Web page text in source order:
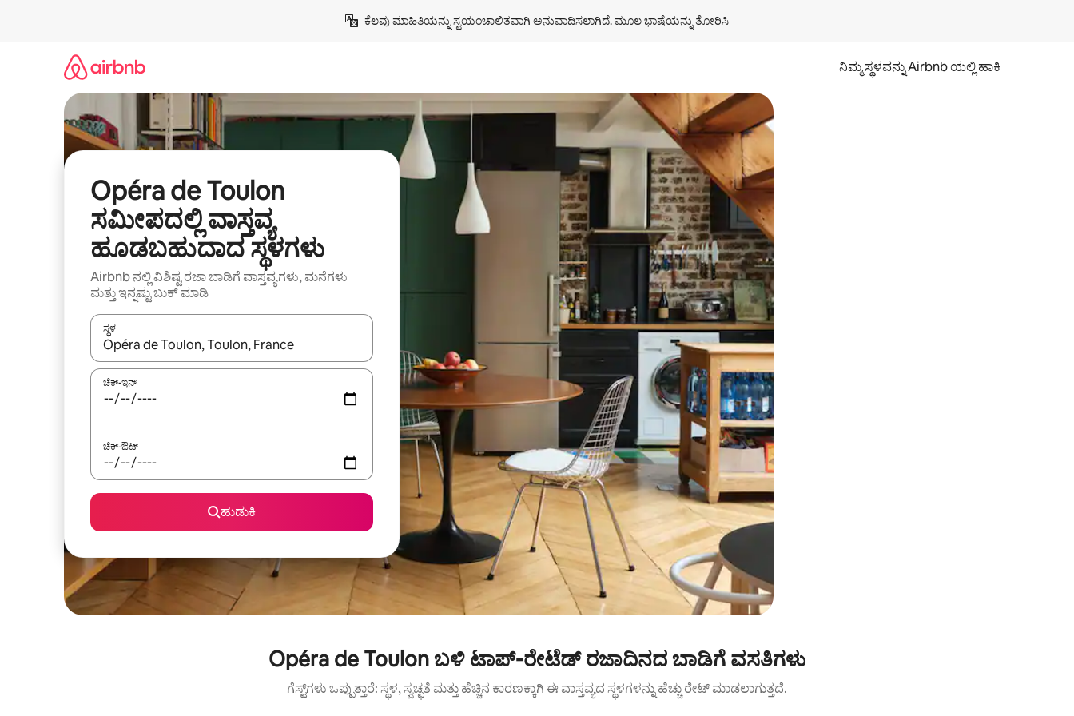
ಕೆಲವು ಮಾಹಿತಿಯನ್ನು ಸ್ವಯಂಚಾಲಿತವಾಗಿ ಅನುವಾದಿಸಲಾಗಿದೆ. ಮೂಲ ಭಾಷೆಯನ್ನು ತೋರಿಸಿ
ನಿಮ್ಮ ಸ್ಥಳವನ್ನು Airbnb ಯಲ್ಲಿ ಹಾಕಿ
Opéra de Toulon
ಸಮೀಪದಲ್ಲಿ ವಾಸ್ತವ್ಯ
ಹೂಡಬಹುದಾದ ಸ್ಥಳಗಳು
Airbnb ನಲ್ಲಿ ವಿಶಿಷ್ಟ ರಜಾ ಬಾಡಿಗೆ ವಾಸ್ತವ್ಯಗಳು, ಮನೆಗಳು
ಮತ್ತು ಇನ್ನಷ್ಟು ಬುಕ್ ಮಾಡಿ
ಸ್ಥಳ
ಫಲಿತಾಂಶಗಳು ಲಭ್ಯವಿರುವಾಗ, ಅಪ್ ಮತ್ತು ಡೌನ್ ಬಾಣದ ಕೀಲಿಗಳೊಂದಿಗೆ ನ್ಯಾವಿಗೇಟ್ ಮಾಡಿ ಅಥವಾ ಸ್ಪರ್ಶ ಅಥವಾ ಸ್ವೈಪ್ ಗೆಸ್ಚರ್‌ಗಳ ಮೂಲಕ ಅನ್ವೇಷಿಸಿ.
ಚೆಕ್-ಇನ್
ಚೆಕ್-ಔಟ್
ಹುಡುಕಿ
Opéra de Toulon ಬಳಿ ಟಾಪ್-ರೇಟೆಡ್ ರಜಾದಿನದ ಬಾಡಿಗೆ ವಸತಿಗಳು
ಗೆಸ್ಟ್‌ಗಳು ಒಪ್ಪುತ್ತಾರೆ: ಸ್ಥಳ, ಸ್ವಚ್ಛತೆ ಮತ್ತು ಹೆಚ್ಚಿನ ಕಾರಣಕ್ಕಾಗಿ ಈ ವಾಸ್ತವ್ಯದ ಸ್ಥಳಗಳನ್ನು ಹೆಚ್ಚು ರೇಟ್ ಮಾಡಲಾಗುತ್ತದೆ.